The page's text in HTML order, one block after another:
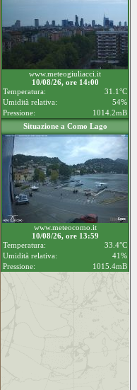
www.meteogiuliacci.it
10/08/26, ore 14:00
Temperatura:
31.1°C
Umidità relativa:
54%
Pressione:
1014.2mB
Situazione a Como Lago
www.meteocomo.it
10/08/26, ore 13:59
Temperatura:
33.4°C
Umidità relativa:
41%
Pressione:
1015.4mB